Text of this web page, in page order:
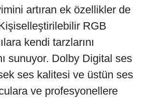
artıran ek özellikler de
RGB
kendi tarzlarını
sunuyor. Dolby Digital ses
ses kalitesi ve üstün ses
ve profesyonellere